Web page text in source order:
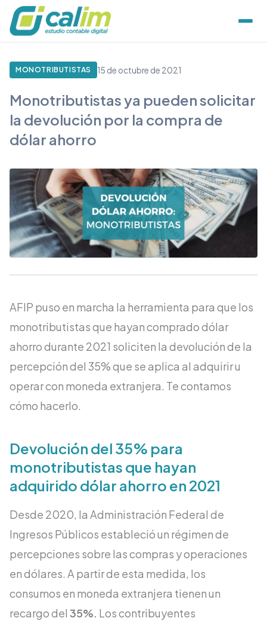
MONOTRIBUTISTAS 15 de octubre de 2021
Monotributistas ya pueden solicitar
la devolución por la compra de
dólar ahorro
AFIP puso en marcha la herramienta para que los
monotributistas que hayan comprado dólar
ahorro durante 2021 soliciten la devolución de la
percepción del 35% que se aplica al adquirir u
operar con moneda extranjera. Te contamos
cómo hacerlo.
Devolución del 35% para
monotributistas que hayan
adquirido dólar ahorro en 2021
Desde 2020, la Administración Federal de
Ingresos Públicos estableció un régimen de
percepciones sobre las compras y operaciones
en dólares. A partir de esta medida, los
consumos en moneda extranjera tienen un
recargo del 35%. Los contribuyentes